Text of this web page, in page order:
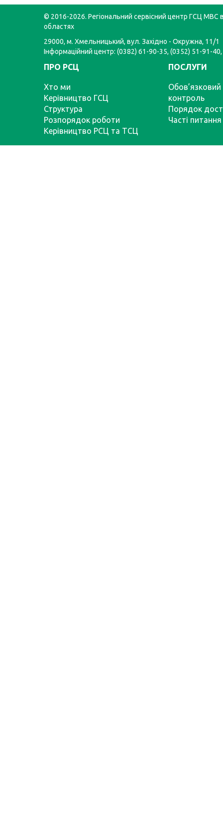
© 2016-2026. Регіональний сервісний центр ГСЦ МВС
областях
29000, м. Хмельницький, вул. Західно - Окружна, 11/1
Інформаційний центр: (0382) 61-90-35, (0352) 51-91-
ПРО РСЦ
Хто ми
Керівництво ГСЦ
Структура
Розпорядок роботи
Керівництво РСЦ та ТСЦ
ПОСЛУГИ
Обов’язковий
контроль
Порядок
Часті питання